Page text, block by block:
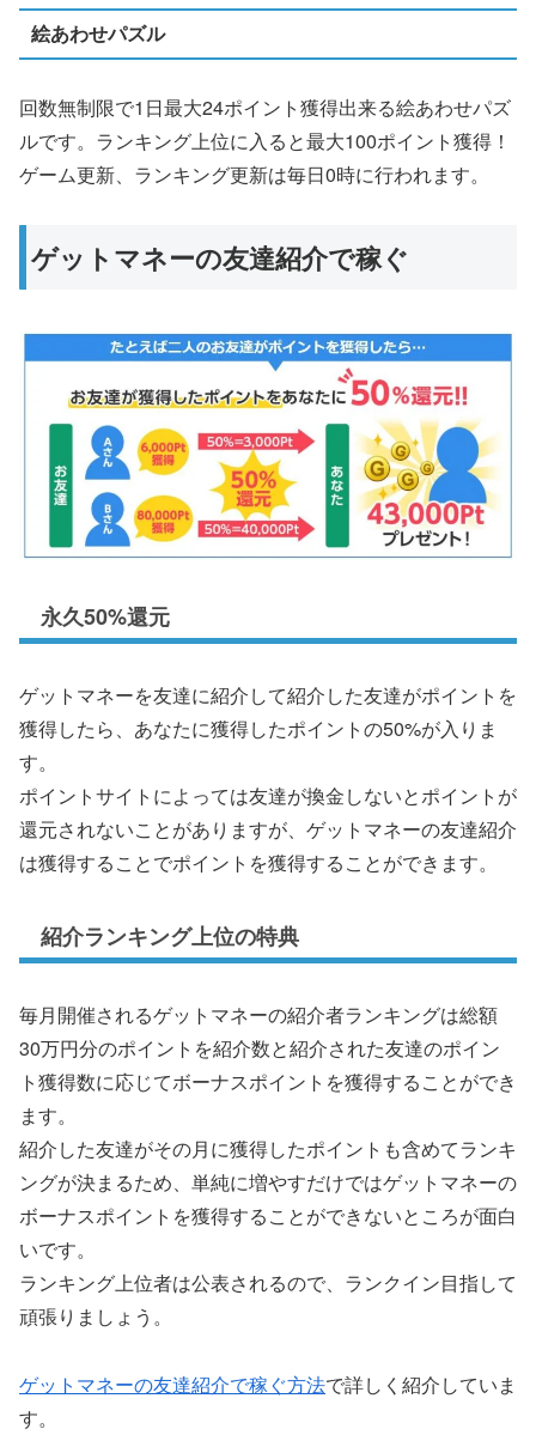
絵あわせパズル
回数無制限で1日最大24ポイント獲得出来る絵あわせパズ
ルです。ランキング上位に入ると最大100ポイント獲得！
ゲーム更新、ランキング更新は毎日0時に行われます。
ゲットマネーの友達紹介で稼ぐ
永久50%還元
ゲットマネーを友達に紹介して紹介した友達がポイントを
獲得したら、あなたに獲得したポイントの50%が入りま
す。
ポイントサイトによっては友達が換金しないとポイントが
還元されないことがありますが、ゲットマネーの友達紹介
は獲得することでポイントを獲得することができます。
紹介ランキング上位の特典
毎月開催されるゲットマネーの紹介者ランキングは総額
30万円分のポイントを紹介数と紹介された友達のポイン
ト獲得数に応じてボーナスポイントを獲得することができ
ます。
紹介した友達がその月に獲得したポイントも含めてランキ
ングが決まるため、単純に増やすだけではゲットマネーの
ボーナスポイントを獲得することができないところが面白
いです。
ランキング上位者は公表されるので、ランクイン目指して
頑張りましょう。
ゲットマネーの友達紹介で稼ぐ方法で詳しく紹介していま
す。